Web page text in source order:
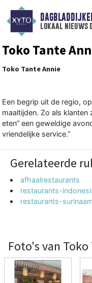
lokaal nieuws
Toko Tante
Toko Tante Annie
Een begrip uit de regio,
maaltijden. Zo als klanten
eten” een geweldige
vriendelijke service.”
Gerelateerde
afhaalrestaurants
restaurants-
restaurants-
Foto's van